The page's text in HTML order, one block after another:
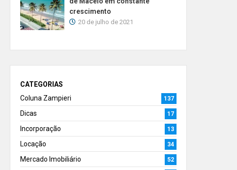
crescimento
20 de julho de 2021
CATEGORIAS
Coluna Zampieri
137
Dicas 17
Incorporação 13
Locação 34
Mercado Imobiliário 52